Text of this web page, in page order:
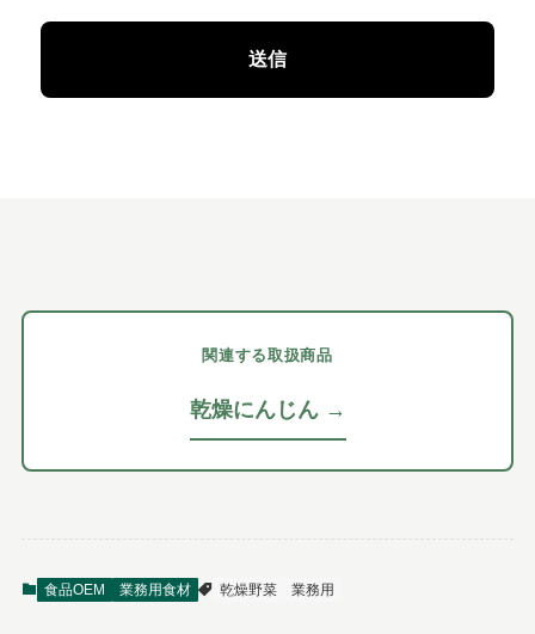
関連する取扱商品
乾燥にんじん →
食品OEM 業務用食材 乾燥野菜 業務用